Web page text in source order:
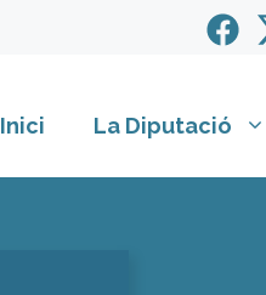
Inici La Diputació